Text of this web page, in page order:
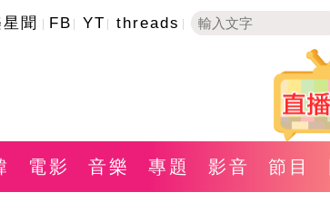
聞 FB YT threads
電影 音樂 專題 影音 節目